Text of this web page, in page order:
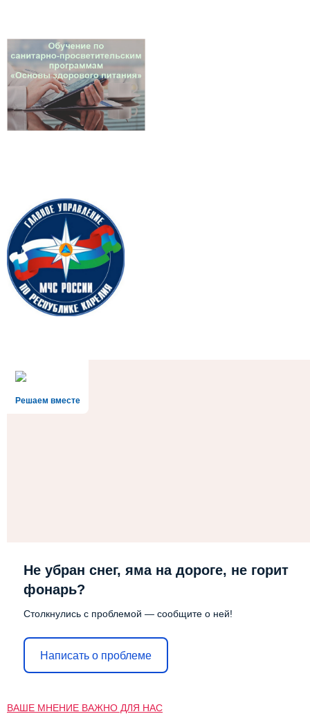
Решаем вместе
Не убран снег, яма на дороге, не горит
фонарь?
Столкнулись с проблемой — сообщите о ней!
Написать о проблеме
ВАШЕ МНЕНИЕ ВАЖНО ДЛЯ НАС